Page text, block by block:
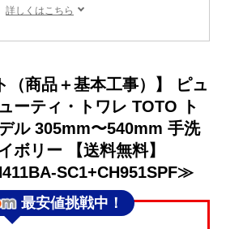
詳しくはこちら
（商品＋基本工事）】 ピュ
ーティ・トワレ TOTO ト
ル 305mm〜540mm 手洗
ボリー 【送料無料】
SC1+CH951SPF≫
最安値挑戦中！